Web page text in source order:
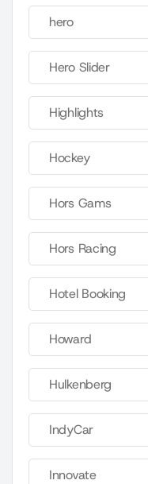
hero
Hero Slider
Highlights
Hockey
Hors Gams
Hors Racing
Hotel Booking
Howard
Hulkenberg
IndyCar
Innovate